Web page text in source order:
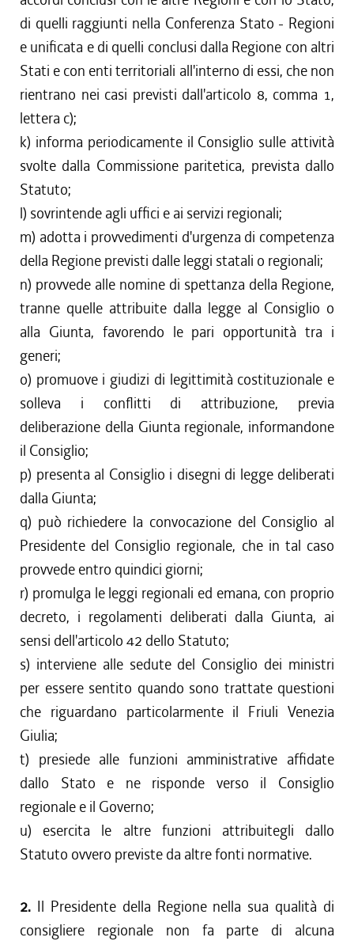
di quelli raggiunti nella Conferenza Stato - Regioni
e unificata e di quelli conclusi dalla Regione con altri
Stati e con enti territoriali all'interno di essi, che non
rientrano nei casi previsti dall'articolo 8, comma 1,
lettera c);
k) informa periodicamente il Consiglio sulle attività
svolte dalla Commissione paritetica, prevista dallo
Statuto;
l) sovrintende agli uffici e ai servizi regionali;
m) adotta i provvedimenti d'urgenza di competenza
della Regione previsti dalle leggi statali o regionali;
n) provvede alle nomine di spettanza della Regione,
tranne quelle attribuite dalla legge al Consiglio o
alla Giunta, favorendo le pari opportunità tra i
generi;
o) promuove i giudizi di legittimità costituzionale e
solleva i conflitti di attribuzione, previa
deliberazione della Giunta regionale, informandone
il Consiglio;
p) presenta al Consiglio i disegni di legge deliberati
dalla Giunta;
q) può richiedere la convocazione del Consiglio al
Presidente del Consiglio regionale, che in tal caso
provvede entro quindici giorni;
r) promulga le leggi regionali ed emana, con proprio
decreto, i regolamenti deliberati dalla Giunta, ai
sensi dell'articolo 42 dello Statuto;
s) interviene alle sedute del Consiglio dei ministri
per essere sentito quando sono trattate questioni
che riguardano particolarmente il Friuli Venezia
Giulia;
t) presiede alle funzioni amministrative affidate
dallo Stato e ne risponde verso il Consiglio
regionale e il Governo;
u) esercita le altre funzioni attribuitegli dallo
Statuto ovvero previste da altre fonti normative.
2. Il Presidente della Regione nella sua qualità di
consigliere regionale non fa parte di alcuna